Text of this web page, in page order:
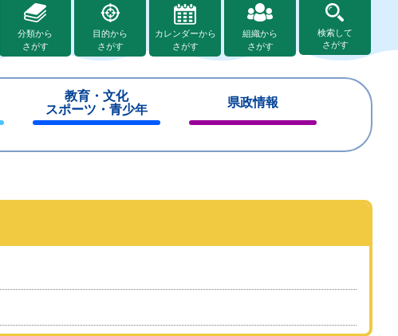
分類から
さがす
目的から
さがす
カレンダーから
さがす
組織から
さがす
検索して
さがす
教育・文化
スポーツ・青少年
じ
県政情報
じ